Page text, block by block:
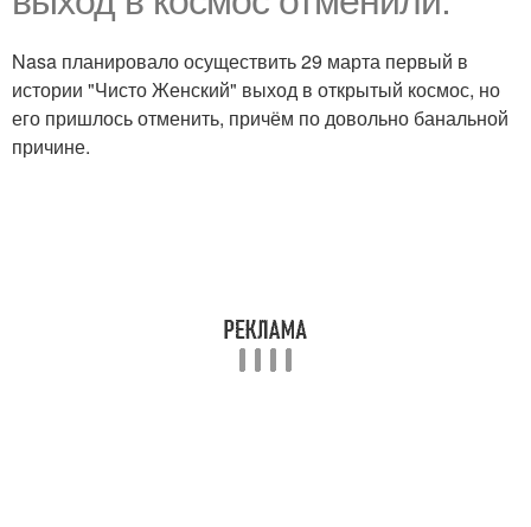
Nasa планировало осуществить 29 марта первый в
истории "Чисто Женский" выход в открытый космос, но
его пришлось отменить, причём по довольно банальной
причине.